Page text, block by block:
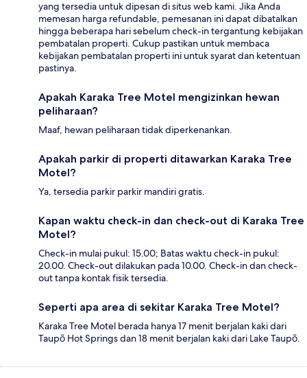
yang tersedia untuk dipesan di situs web kami. Jika Anda
memesan harga refundable, pemesanan ini dapat dibatalkan
hingga beberapa hari sebelum check-in tergantung kebijakan
pembatalan properti. Cukup pastikan untuk membaca
kebijakan pembatalan properti ini untuk syarat dan ketentuan
pastinya.
Apakah Karaka Tree Motel mengizinkan hewan
peliharaan?
Maaf, hewan peliharaan tidak diperkenankan.
Apakah parkir di properti ditawarkan Karaka Tree
Motel?
Ya, tersedia parkir parkir mandiri gratis.
Kapan waktu check-in dan check-out di Karaka Tree
Motel?
Check-in mulai pukul: 15.00; Batas waktu check-in pukul:
20.00. Check-out dilakukan pada 10.00. Check-in dan check-
out tanpa kontak fisik tersedia.
Seperti apa area di sekitar Karaka Tree Motel?
Karaka Tree Motel berada hanya 17 menit berjalan kaki dari
Taupō Hot Springs dan 18 menit berjalan kaki dari Lake Taupō.